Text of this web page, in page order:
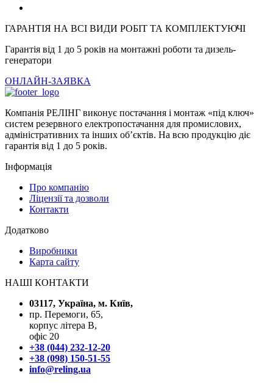
ГАРАНТІЯ НА ВСІ ВИДИ РОБІТ ТА КОМПЛЕКТУЮЧІ
Гарантія від 1 до 5 років на монтажні роботи та дизель-
генератори
ОНЛАЙН-ЗАЯВКА
Компанія РЕЛІНГ виконує постачання і монтаж «під ключ»
систем резервного електропостачання для промислових,
адміністративних та інших об’єктів. На всю продукцію діє
гарантія від 1 до 5 років.
Інформація
Про компанію
Ліцензії та дозволи
Контакти
Додатково
Виробники
Карта сайту
НАШІ КОНТАКТИ
03117, Україна, м. Київ,
пр. Перемоги, 65,
корпус літера В,
офіс 20
+38 (044) 232-12-20
+38 (098) 150-51-55
info@reling.ua